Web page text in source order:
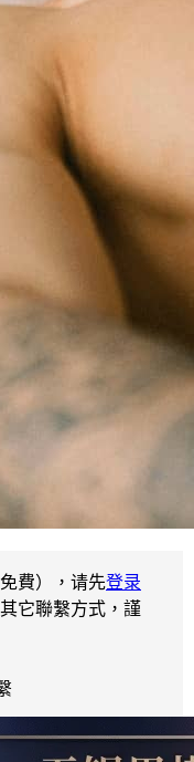
費），请先登录
它聯繫方式，謹